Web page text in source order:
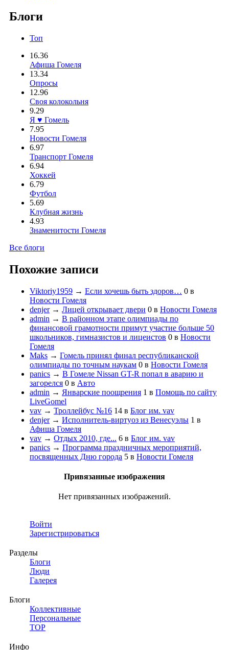
Блоги
Топ
16.36
Афиша Гомеля
13.34
Опросы
12.96
Своя колокольня
9.29
Я ♥ Гомель
7.95
Новости Гомеля
6.97
Транспорт Гомеля
6.94
Хоккей
6.79
Футбол
5.69
Клубная жизнь
4.93
Знаменитости Гомеля
Все блоги
Похожие записи
Viktoriy1959 → Если хочешь быть здоров… 0 в
Новости Гомеля
denjer→ Лицей открывает двери 0 в Новости Гомеля
admin → В районном этапе олимпиады по
финансовой грамотности примут участие больше 50
школьников, гимназистов и лицеистов 0 в Новости
Гомеля
Maks → Гомель принял финал республиканской
олимпиады по точным наукам 0 в Новости Гомеля
panics → В Гомеле Nissan GT-R попал в аварию и
загорелся 0 в Авто
admin → Январские поощрения 1 в Помощь по сайту
LiveGomel
vav → Троллейбус №16 14 в Блог им. vav
denjer→ Исполнитель-виртуоз из Венесуэлы 1 в
Афиша Гомеля
vav → Отдых 2010, где... 6 в Блог им. vav
panics → Программа праздничных мероприятий,
посвященных Дню города 5 в Новости Гомеля
Привязанные изображения
Нет привязанных изображений.
Войти
Зарегистрироваться
Разделы
Блоги
Люди
Галерея
Блоги
Коллективные
Персональные
TOP
Инфо